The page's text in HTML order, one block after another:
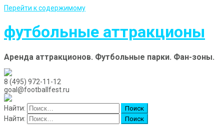
Перейти к содержимому
футбольные аттракционы
Аренда аттракционов. Футбольные парки. Фан-зоны.
8 (495) 972-11-12
goal@footballfest.ru
Найти:
Найти: